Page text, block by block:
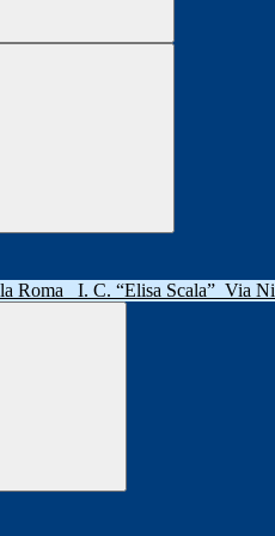
I. C. “Elisa Scala” Via